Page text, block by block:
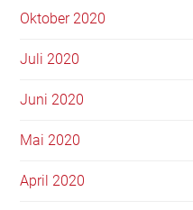
Oktober 2020
Juli 2020
Juni 2020
Mai 2020
April 2020